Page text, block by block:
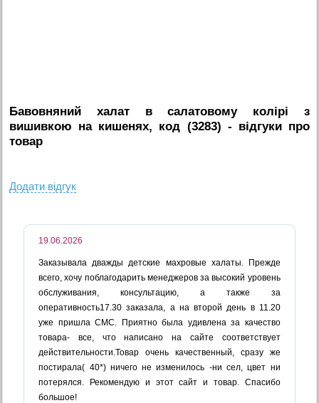
Бавовняний халат в салатовому колірі з
вишивкою на кишенях, код (3283) - вiдгуки про
товар
Додати вiдгук
19.06.2026
Заказывала дважды детские махровые халаты. Прежде
всего, хочу поблагодарить менеджеров за высокий уровень
обслуживания, консультацию, а также за
оперативность17.30 заказала, а на второй день в 11.20
уже пришла СМС. Приятно была удивлена за качество
товара- все, что написано на сайте соответствует
действительности.Товар очень качественный, сразу же
постирала( 40*) ничего не изменилось -ни сел, цвет ни
потерялся. Рекомендую и этот сайт и товар. Спасибо
большое!